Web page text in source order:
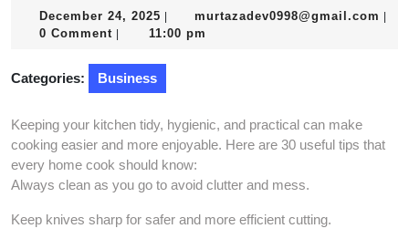
December 24, 2025 December
24,
murtazadev0998@gmail.com
0 Comment 11:00 pm
Categories: Business
Keeping your kitchen tidy, hygienic, and practical can make
cooking easier and more enjoyable. Here are 30 useful tips that
every home cook should know:
Always clean as you go to avoid clutter and mess.
Keep knives sharp for safer and more efficient cutting.